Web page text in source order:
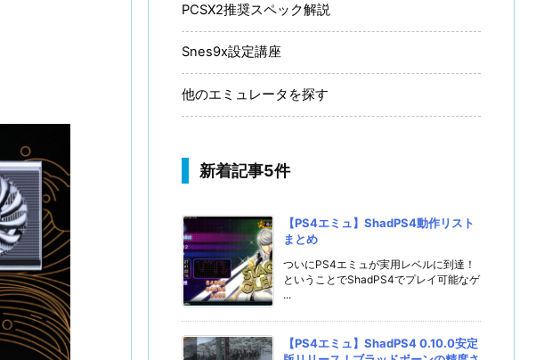
PCSX2推奨スペック解説
Snes9x設定講座
他のエミュレータを探す
新着記事5件
【PS4エミュ】ShadPS4動作リスト
まとめ
ついにPS4エミュが実用レベルに到達！
ということでShadPS4でプレイ可能なゲ
...
【PS4エミュ】ShadPS4 0.10.0安定